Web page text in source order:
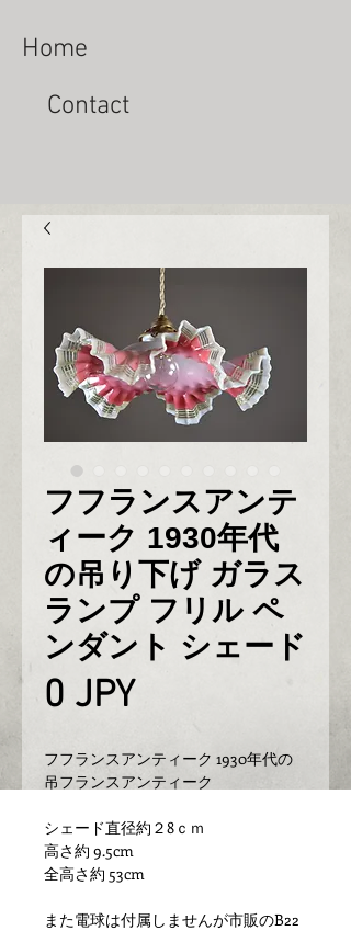
Home
Contact
フフランスアンテ
ィーク 1930年代
の吊り下げ ガラス
ランプ フリル ペ
ンダント シェード
0 JPYPrix
フフランスアンティーク 1930年代の
吊フランスアンティーク
シェード直径約２8ｃｍ
高さ約 9.5cm
全高さ約 53cm
また電球は付属しませんが市販のB22